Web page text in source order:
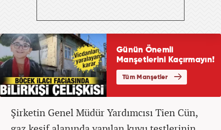
Şirketin Genel Müdür Yardımcısı Tien Cün,